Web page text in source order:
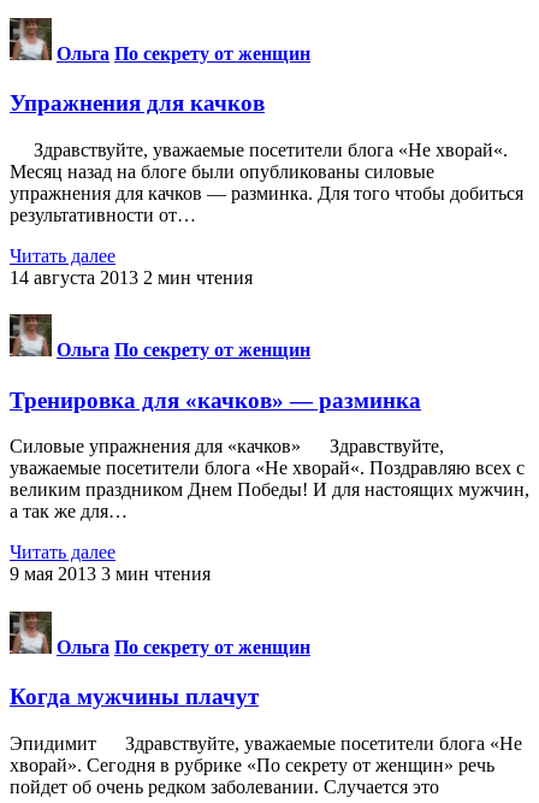
Ольга По секрету от женщин
Упражнения для качков
Здравствуйте, уважаемые посетители блога «Не хворай«.
Месяц назад на блоге были опубликованы силовые
упражнения для качков — разминка. Для того чтобы добиться
результативности от…
Читать далее
14 августа 2013 2 мин чтения
Ольга По секрету от женщин
Тренировка для «качков» — разминка
Силовые упражнения для «качков» Здравствуйте,
уважаемые посетители блога «Не хворай«. Поздравляю всех с
великим праздником Днем Победы! И для настоящих мужчин,
а так же для…
Читать далее
9 мая 2013 3 мин чтения
Ольга По секрету от женщин
Когда мужчины плачут
Эпидимит Здравствуйте, уважаемые посетители блога «Не
хворай». Сегодня в рубрике «По секрету от женщин» речь
пойдет об очень редком заболевании. Случается это